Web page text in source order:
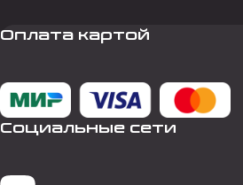
Оплата картой
Социальные сети